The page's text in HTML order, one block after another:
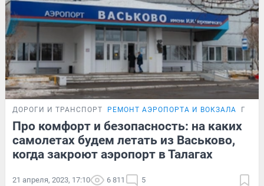
ДОРОГИ И ТРАНСПОРТ РЕМОНТ АЭРОПОРТА И ВОКЗАЛА
Про комфорт и безопасность: на каких
самолетах будем летать из Васьково,
когда закроют аэропорт в Талагах
21 апреля, 2023, 17:10 6 811 5